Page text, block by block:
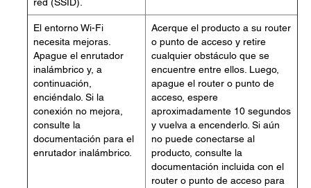
red (SSID).
El entorno Wi-Fi
necesita mejoras.
Apague el enrutador
inalámbrico y, a
continuación,
enciéndalo. Si la
conexión no mejora,
consulte la
documentación para el
enrutador inalámbrico.
Acerque el producto a su router
o punto de acceso y retire
cualquier obstáculo que se
encuentre entre ellos. Luego,
apague el router o punto de
acceso, espere
aproximadamente 10 segundos
y vuelva a encenderlo. Si aún
no puede conectarse al
producto, consulte la
documentación incluida con el
router o punto de acceso para